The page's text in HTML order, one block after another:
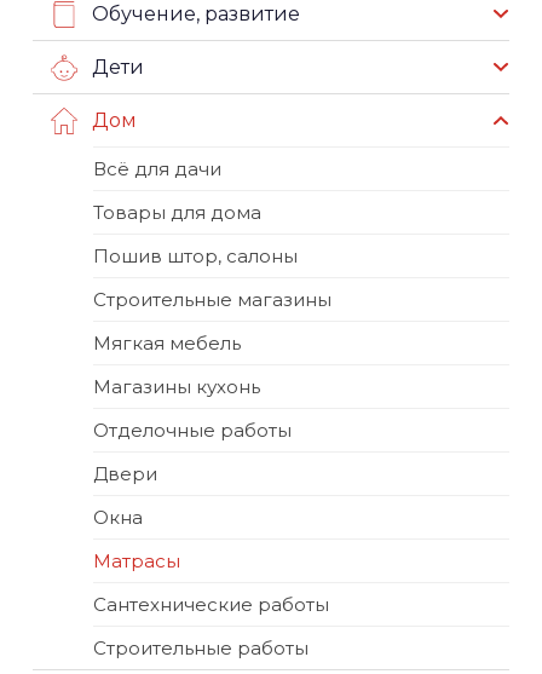
Обучение, развитие
Дети
Дом
Всё для дачи
Товары для дома
Пошив штор, салоны
Строительные магазины
Мягкая мебель
Магазины кухонь
Отделочные работы
Двери
Окна
Матрасы
Сантехнические работы
Строительные работы